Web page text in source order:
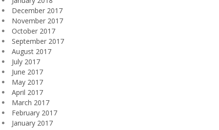
December 2017
November 2017
October 2017
September 2017
August 2017
July 2017
June 2017
May 2017
April 2017
March 2017
February 2017
January 2017